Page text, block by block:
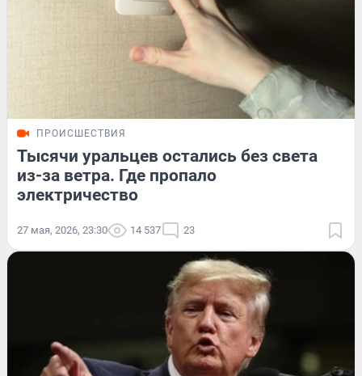
ПРОИСШЕСТВИЯ
Тысячи уральцев остались без света
из-за ветра. Где пропало
электричество
27 мая, 2026, 23:30 14 537 23